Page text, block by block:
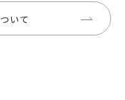
いて